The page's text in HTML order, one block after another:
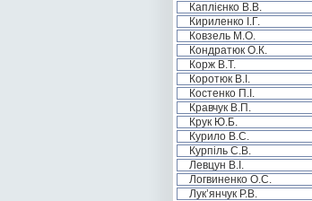
Каплієнко В.В.
Кириленко І.Г.
Ковзель М.О.
Кондратюк О.К.
Корж В.Т.
Коротюк В.І.
Костенко П.І.
Кравчук В.П.
Крук Ю.Б.
Курило В.С.
Курпіль С.В.
Левцун В.І.
Логвиненко О.С.
Лук’янчук Р.В.